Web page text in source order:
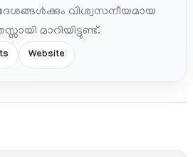
വിശ്വസനീയമായ
മാറിയിട്ടുണ്ട്.
Website